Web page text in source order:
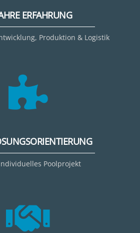
ERFAHRUNG
Produktion & Logistik
Poolprojekt